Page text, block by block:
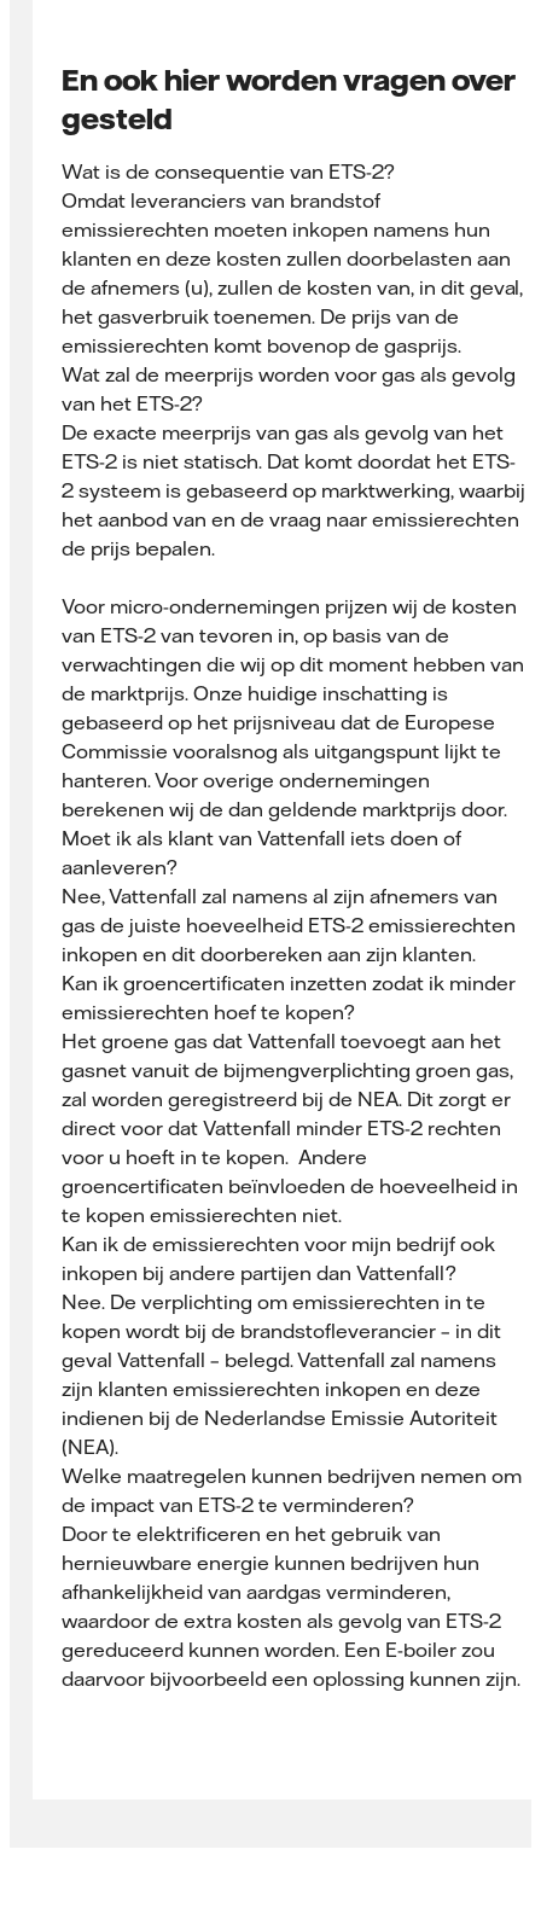
En ook hier worden vragen over
gesteld
Wat is de consequentie van ETS-2?
Omdat leveranciers van brandstof
emissierechten moeten inkopen namens hun
klanten en deze kosten zullen doorbelasten aan
de afnemers (u), zullen de kosten van, in dit geval,
het gasverbruik toenemen. De prijs van de
emissierechten komt bovenop de gasprijs.
Wat zal de meerprijs worden voor gas als gevolg
van het ETS-2?
De exacte meerprijs van gas als gevolg van het
ETS-2 is niet statisch. Dat komt doordat het ETS-
2 systeem is gebaseerd op marktwerking, waarbij
het aanbod van en de vraag naar emissie­rechten
de prijs bepalen.
Voor micro-ondernemingen prijzen wij de kosten
van ETS-2 van tevoren in, op basis van de
verwachtingen die wij op dit moment hebben van
de marktprijs. Onze huidige inschatting is
gebaseerd op het prijsniveau dat de Europese
Commissie vooralsnog als uitgangspunt lijkt te
hanteren. Voor overige ondernemingen
berekenen wij de dan geldende marktprijs door.
Moet ik als klant van Vattenfall iets doen of
aanleveren?
Nee, Vattenfall zal namens al zijn afnemers van
gas de juiste hoeveelheid ETS-2 emissierechten
inkopen en dit doorbereken aan zijn klanten.
Kan ik groencertificaten inzetten zodat ik minder
emissierechten hoef te kopen?
Het groene gas dat Vattenfall toevoegt aan het
gasnet vanuit de bijmengverplichting groen gas,
zal worden geregistreerd bij de NEA. Dit zorgt er
direct voor dat Vattenfall minder ETS-2 rechten
voor u hoeft in te kopen. Andere
groencertificaten beïnvloeden de hoeveelheid in
te kopen emissierechten niet.
Kan ik de emissierechten voor mijn bedrijf ook
inkopen bij andere partijen dan Vattenfall?
Nee. De verplichting om emissierechten in te
kopen wordt bij de brandstofleverancier – in dit
geval Vattenfall – belegd. Vattenfall zal namens
zijn klanten emissierechten inkopen en deze
indienen bij de Nederlandse Emissie Autoriteit
(NEA).
Welke maatregelen kunnen bedrijven nemen om
de impact van ETS-2 te verminderen?
Door te elektrificeren en het gebruik van
hernieuwbare energie kunnen bedrijven hun
afhankelijkheid van aardgas verminderen,
waardoor de extra kosten als gevolg van ETS-2
gereduceerd kunnen worden. Een E-boiler zou
daarvoor bijvoorbeeld een oplossing kunnen zijn.